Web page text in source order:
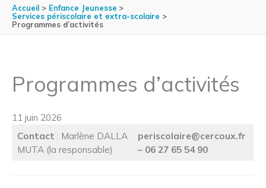
Accueil
Enfance Jeunesse
Services périscolaire et extra-scolaire
Programmes d’activités
Programmes d’activités
11 juin 2026
Contact : Marlène DALLA
MUTA (la responsable)
periscolaire@cercoux.fr
– 06 27 65 54 90